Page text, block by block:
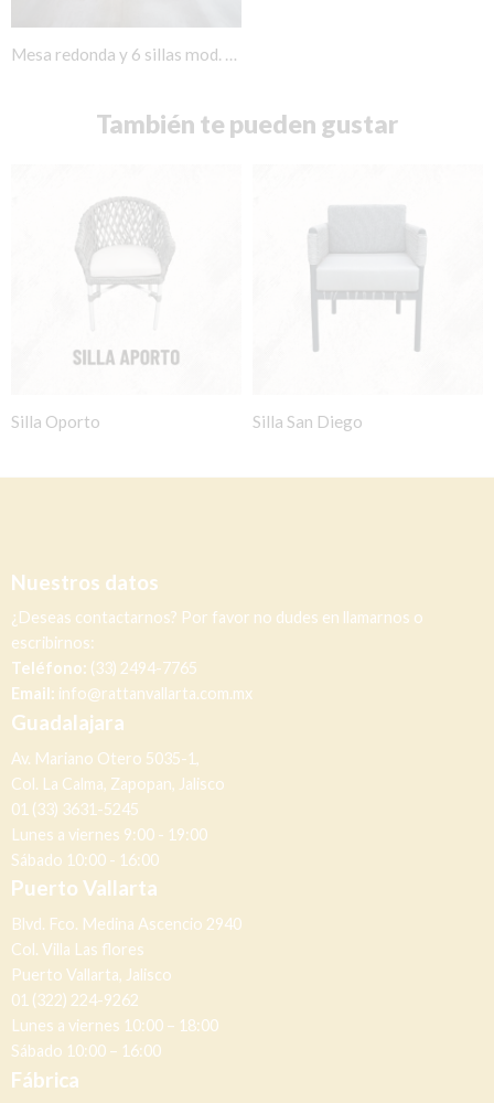
Mesa redonda y 6 sillas mod. Vallarta
También te pueden gustar
Silla Oporto Silla San Diego
Nuestros datos
¿Deseas contactarnos? Por favor no dudes en llamarnos o
escribirnos:
Teléfono: (33) 2494-7765
Email: info@rattanvallarta.com.mx
Guadalajara
Av. Mariano Otero 5035-1,
Col. La Calma, Zapopan, Jalisco
01 (33) 3631-5245
Lunes a viernes 9:00 - 19:00
Sábado 10:00 - 16:00
Puerto Vallarta
Blvd. Fco. Medina Ascencio 2940
Col. Villa Las flores
Puerto Vallarta, Jalisco
01 (322) 224-9262
Lunes a viernes 10:00 – 18:00
Sábado 10:00 – 16:00
Fábrica